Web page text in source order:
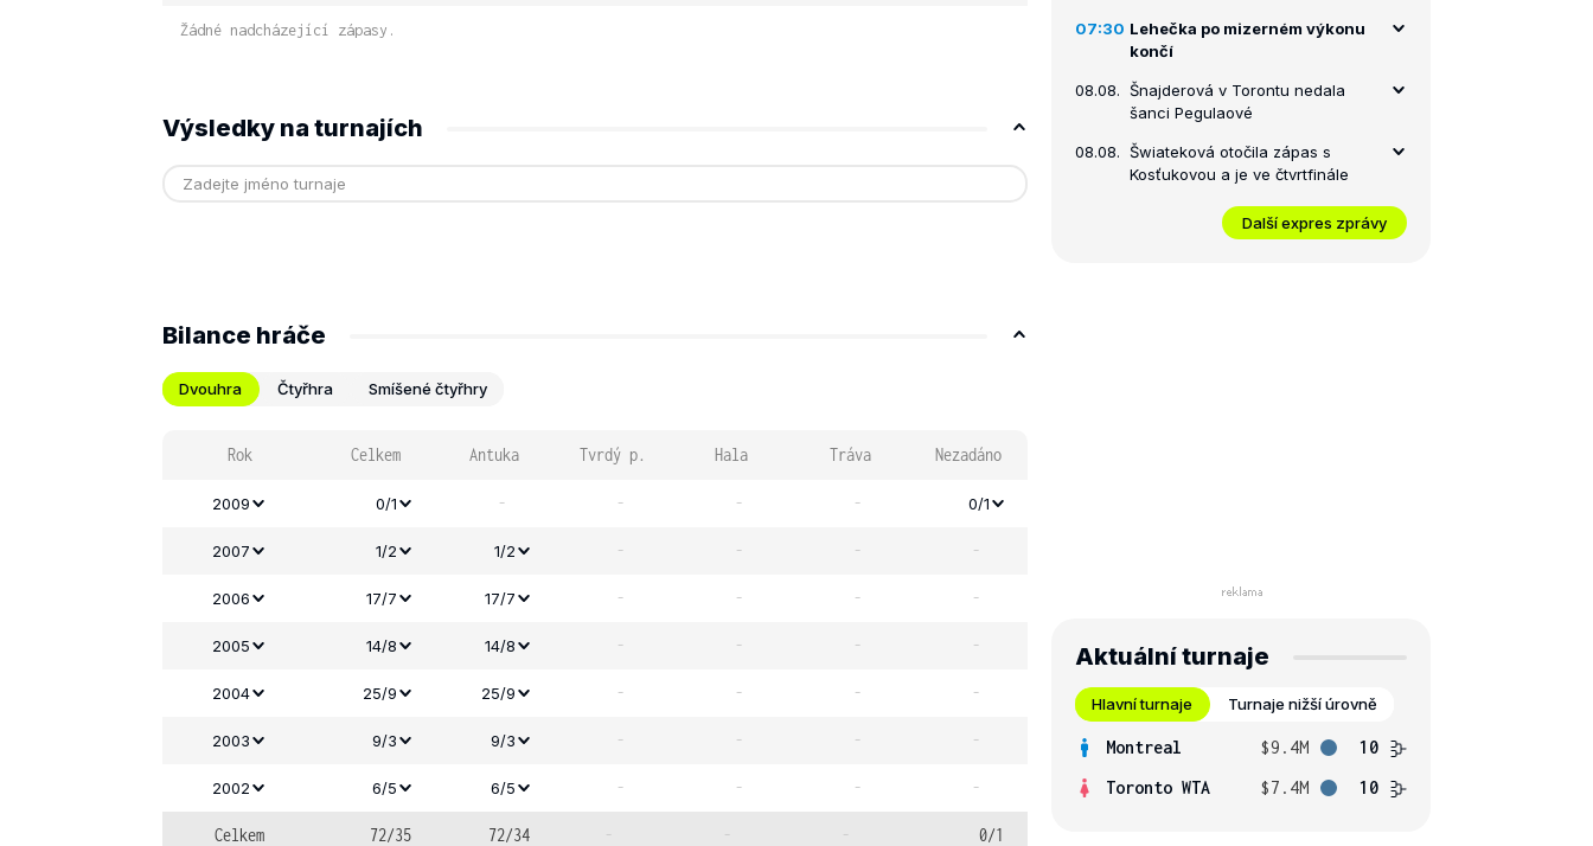
Žádné nadcházející zápasy.
Výsledky na turnajích
Bilance hráče
Dvouhra Čtyřhra Smíšené čtyřhry
Rok Celkem Antuka Tvrdý p. Hala Tráva Nezadáno
2009 0/1 - - - - 0/1
2007 1/2 1/2 - - - -
2006 17/7 17/7 - - - -
2005 14/8 14/8 - - - -
2004 25/9 25/9 - - - -
2003 9/3 9/3 - - - -
2002 6/5 6/5 - - - -
Celkem 72/35 72/34 - - - 0/1
07:30 Lehečka po mizerném výkonu
končí
08.08. Šnajderová v Torontu nedala
šanci Pegulaové
08.08. Šwiateková otočila zápas s
Kosťukovou a je ve čtvrtfinále
Další expres zprávy
Aktuální turnaje
Hlavní turnaje Turnaje nižší úrovně
Montreal $9.4M
10
Toronto WTA
$7.4M 10